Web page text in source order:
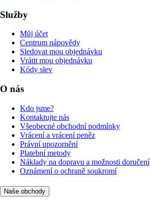
Služby
Můj účet
Centrum nápovědy
Sledovat mou objednávku
Vrátit mou objednávku
Kódy slev
O nás
Kdo jsme?
Kontaktujte nás
Všeobecné obchodní podmínky
Vrácení a vrácení peněz
Právní upozornění
Platební metody
Náklady na dopravu a možnosti doručení
Oznámení o ochraně soukromí
Naše obchody